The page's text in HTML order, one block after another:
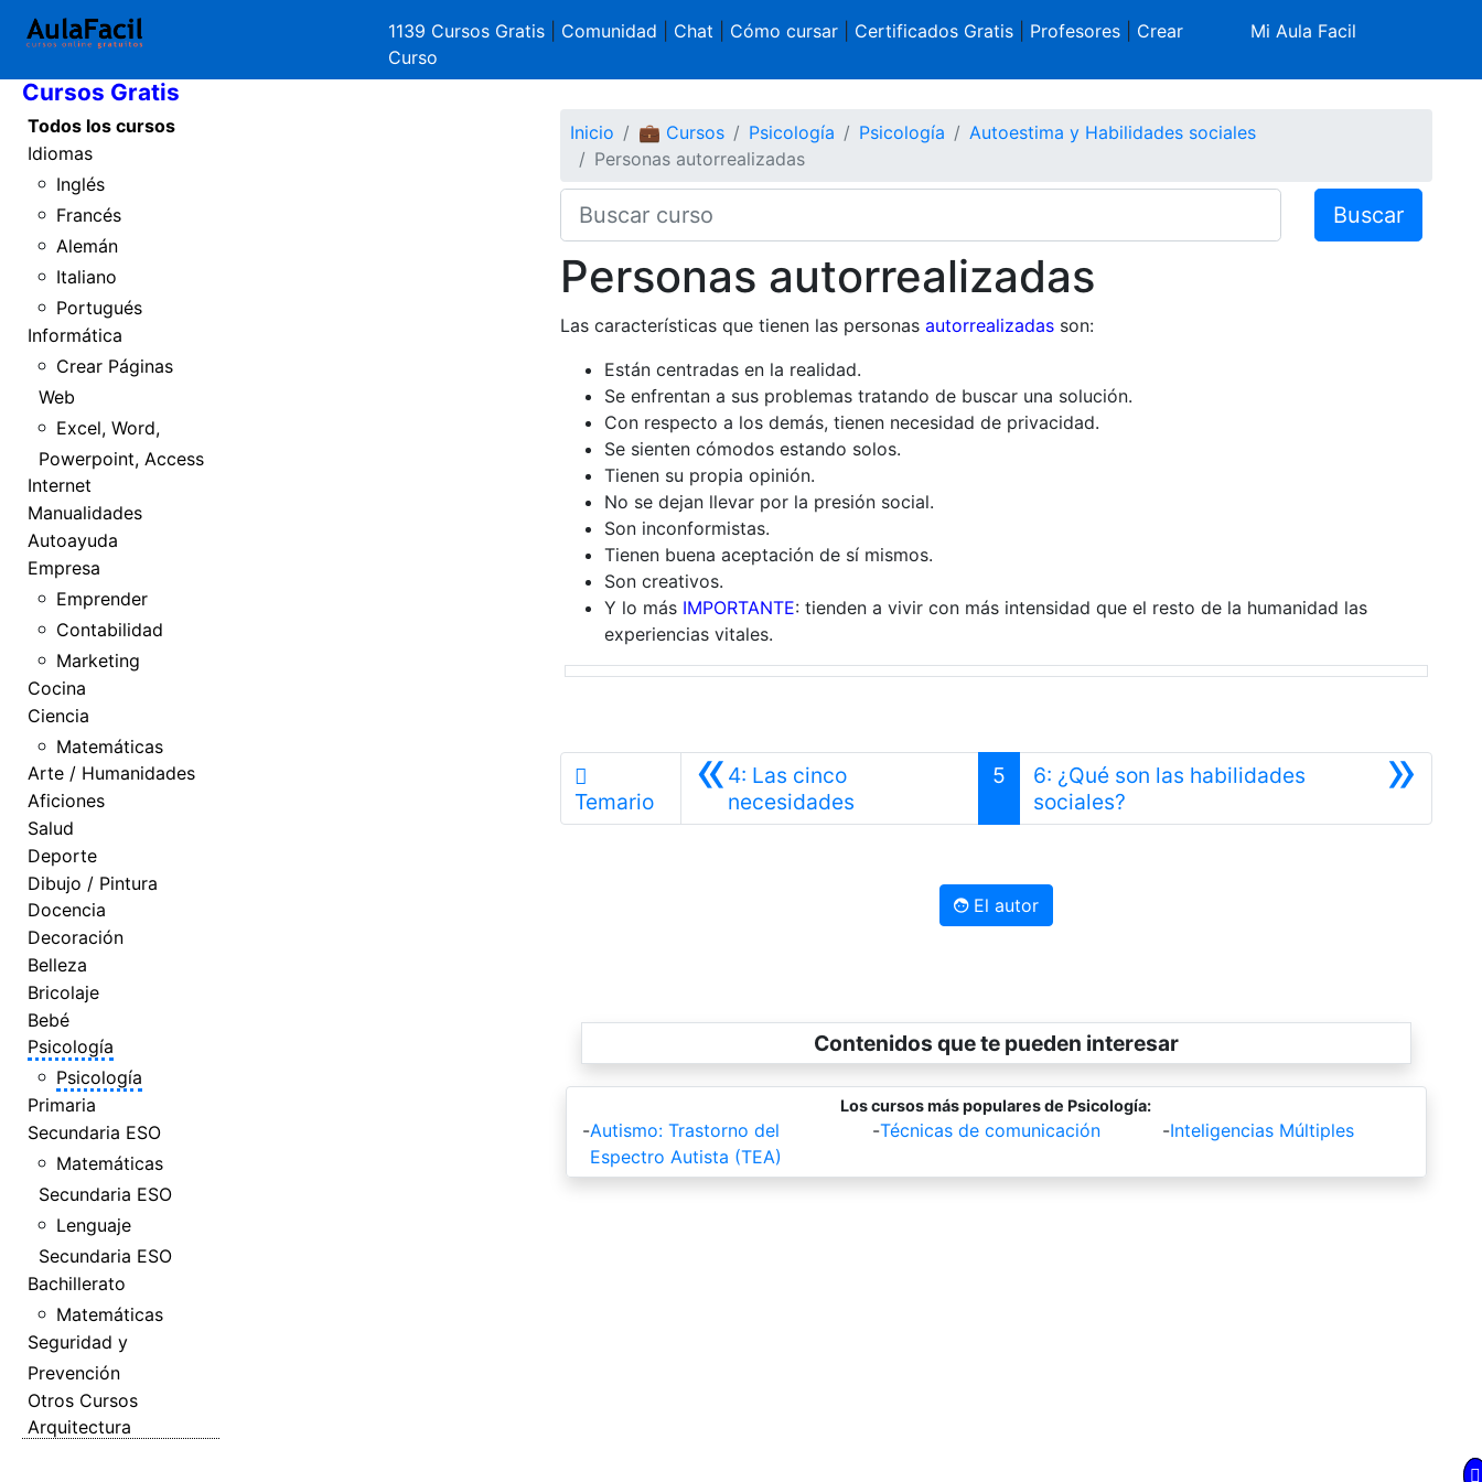
1139 Cursos Gratis Comunidad Chat Cómo cursar| Certificados Gratis| Profesores| Crear
Curso
Mi Aula Facil
Inicio
Cursos Gratis
Todos los cursos
Idiomas
Inglés
Francés
Alemán
Italiano
Portugués
Informática
Crear Páginas
Web
Excel, Word,
Powerpoint, Access
Internet
Manualidades
Autoayuda
Empresa
Emprender
Contabilidad
Marketing
Cocina
Ciencia
Matemáticas
Arte / Humanidades
Aficiones
Salud
Deporte
Dibujo / Pintura
Docencia
Decoración
Belleza
Bricolaje
Bebé
Psicología
Psicología
Primaria
Secundaria ESO
Matemáticas
Secundaria ESO
Lenguaje
Secundaria ESO
Bachillerato
Matemáticas
Seguridad y
Prevención
Otros Cursos
Arquitectura
Inicio 💼 Cursos Psicología Psicología
Autoestima y Habilidades sociales
Personas autorrealizadas
Buscar
Personas autorrealizadas
Las características que tienen las personas autorrealizadas son:
Están centradas en la realidad.
Se enfrentan a sus problemas tratando de buscar una solución.
Con respecto a los demás, tienen necesidad de privacidad.
Se sienten cómodos estando solos.
Tienen su propia opinión.
No se dejan llevar por la presión social.
Son inconformistas.
Tienen buena aceptación de sí mismos.
Son creativos.
Y lo más IMPORTANTE: tienden a vivir con más intensidad que el resto de la humanidad las
experiencias vitales.
Temario «4: Las cinco
necesidadesAnterior
5 »
6: ¿Qué son las habilidades
sociales?
El autor
Contenidos que te pueden interesar
Los cursos más populares de Psicología:
-Autismo: Trastorno del
Espectro Autista (TEA)
-Técnicas de comunicación -Inteligencias Múltiples